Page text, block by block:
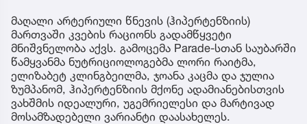
მაღალი არტერიული წნევის (ჰიპერტენზიის)
მართვაში კვების რაციონს გადამწყვეტი
მნიშვნელობა აქვს. გამოცემა Parade-სთან საუბარში
წამყვანმა ნუტრიციოლოგებმა ლორი რაიტმა,
ელიზაბეტ კლინგბეილმა, ჯოანა კაცმა და ჯულია
ზუმპანომ, ჰიპერტენზიის მქონე ადამიანებისთვის
ვახშმის იდეალური, უგემრიელესი და მარტივად
მოსამზადებელი ვარიანტი დაასახელეს.